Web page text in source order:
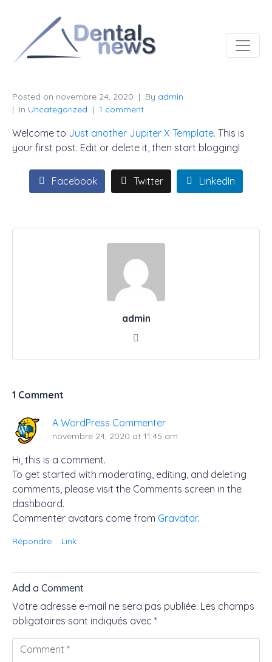
Posted on novembre 24, 2020 By admin
In Uncategorized 1 comment
Welcome to Just another Jupiter X Template. This is
your first post. Edit or delete it, then start blogging!
Facebook Twitter LinkedIn
admin
1 Comment
A WordPress Commenter
novembre 24, 2020 at 11:45 am
Hi, this is a comment.
To get started with moderating, editing, and deleting
comments, please visit the Comments screen in the
dashboard.
Commenter avatars come from Gravatar.
Répondre Link
Add a Comment
Votre adresse e-mail ne sera pas publiée. Les champs
obligatoires sont indiqués avec *